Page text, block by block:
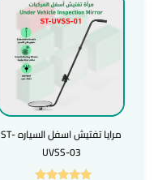
مرايا تفتيش اسفل السياره ST-
UVSS-03